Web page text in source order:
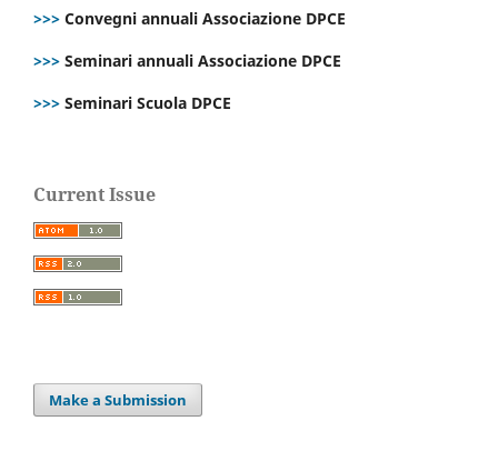
>>> Convegni annuali Associazione DPCE
>>> Seminari annuali Associazione DPCE
>>> Seminari Scuola DPCE
Current Issue
Make a Submission